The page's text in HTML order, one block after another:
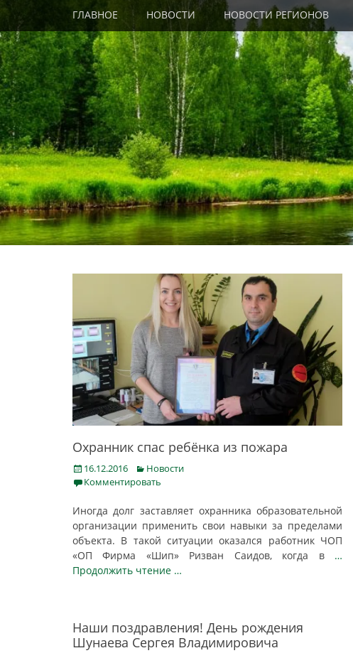
Skip
content
Primary Menu
ГЛАВНОЕ НОВОСТИ НОВОСТИ РЕГИОНОВ
Охранник спас ребёнка из пожара
Posted
on
16.12.2016 Categories
Новости
Комментировать
Иногда долг заставляет охранника образовательной
организации применить свои навыки за пределами
объекта. В такой ситуации оказался работник ЧОП
«ОП Фирма «Шип» Ризван Саидов, когда в …
Продолжить чтение …
Наши поздравления! День рождения
Шунаева Сергея Владимировича